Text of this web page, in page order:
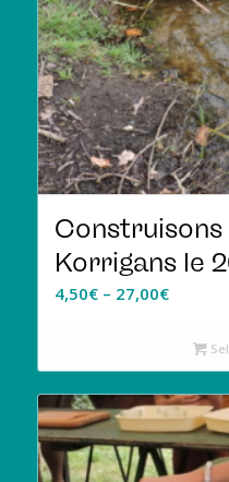
Construisons
Korrigans le
4,50€– 27,00€